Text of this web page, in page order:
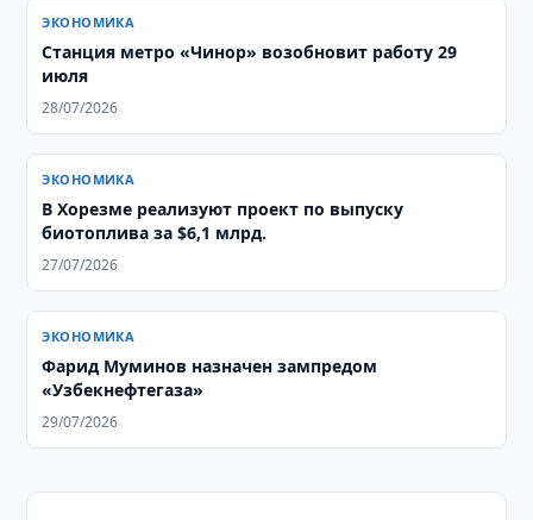
ЭКОНОМИКА
Станция метро «Чинор» возобновит работу 29
июля
28/07/2026
ЭКОНОМИКА
В Хорезме реализуют проект по выпуску
биотоплива за $6,1 млрд.
27/07/2026
ЭКОНОМИКА
Фарид Муминов назначен зампредом
«Узбекнефтегаза»
29/07/2026